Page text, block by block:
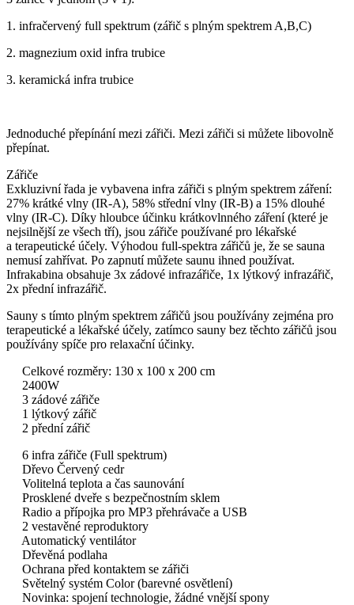
1. infračervený full spektrum (zářič s plným spektrem A,B,C)
2. magnezium oxid infra trubice
3. keramická infra trubice
Jednoduché přepínání mezi zářiči. Mezi zářiči si můžete libovolně
přepínat.
Zářiče
Exkluzivní řada je vybavena infra zářiči s plným spektrem záření:
27% krátké vlny (IR-A), 58% střední vlny (IR-B) a 15% dlouhé
vlny (IR-C). Díky hloubce účinku krátkovlnného záření (které je
nejsilnější ze všech tří), jsou zářiče používané pro lékařské
a terapeutické účely. Výhodou full-spektra zářičů je, že se sauna
nemusí zahřívat. Po zapnutí můžete saunu ihned používat.
Infrakabina obsahuje 3x zádové infrazářiče, 1x lýtkový infrazářič,
2x přední infrazářič.
Sauny s tímto plným spektrem zářičů jsou používány zejména pro
terapeutické a lékařské účely, zatímco sauny bez těchto zářičů jsou
používány spíče pro relaxační účinky.
Celkové rozměry: 130 x 100 x 200 cm
2400W
3 zádové zářiče
1 lýtkový zářič
2 přední zářič
6 infra zářiče (Full spektrum)
Dřevo Červený cedr
Volitelná teplota a čas saunování
Prosklené dveře s bezpečnostním sklem
Radio a přípojka pro MP3 přehrávače a USB
2 vestavěné reproduktory
Automatický ventilátor
Dřevěná podlaha
Ochrana před kontaktem se zářiči
Světelný systém Color (barevné osvětlení)
Novinka: spojení technologie, žádné vnější spony